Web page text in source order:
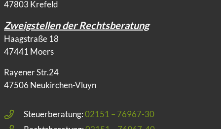
47803 Krefeld
Zweigstellen der Rechtsberatung
Haagstraße 18
47441 Moers
Rayener Str.24
47506 Neukirchen-Vluyn
Steuerberatung:02151 – 76967-30